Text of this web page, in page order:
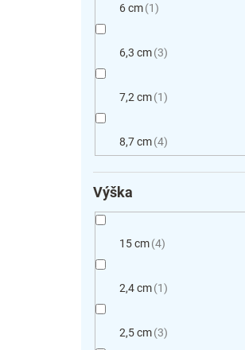
6 cm 1
6,3 cm 3
7,2 cm 1
8,7 cm 4
Výška
15 cm 4
2,4 cm 1
2,5 cm 3